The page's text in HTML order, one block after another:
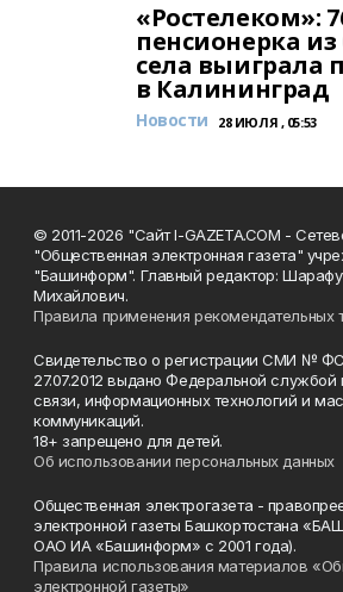
«Ростелеком»:
пенсионерка
села выиграла
в Калининград
Новости 28 ИЮЛЯ , 05:53
© 2011-2026 "Сайт I-GAZETA.COM -
"Общественная электронная газета"
"Башинформ". Главный редактор:
Михайлович.
Правила применения рекомендательных
Свидетельство о регистрации СМИ №
27.07.2012 выдано Федеральной службой
связи, информационных технологий и
коммуникаций.
18+ запрещено для детей.
Об использовании персональных данных
Общественная электрогазета -
электронной газеты Башкортостана
ОАО ИА «Башинформ» с 2001 года).
Правила использования материалов
электронной газеты»